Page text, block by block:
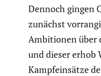
Dennoch gingen
zunächst
Ambitionen über
und dieser erhob
Kampf­ein­sätze